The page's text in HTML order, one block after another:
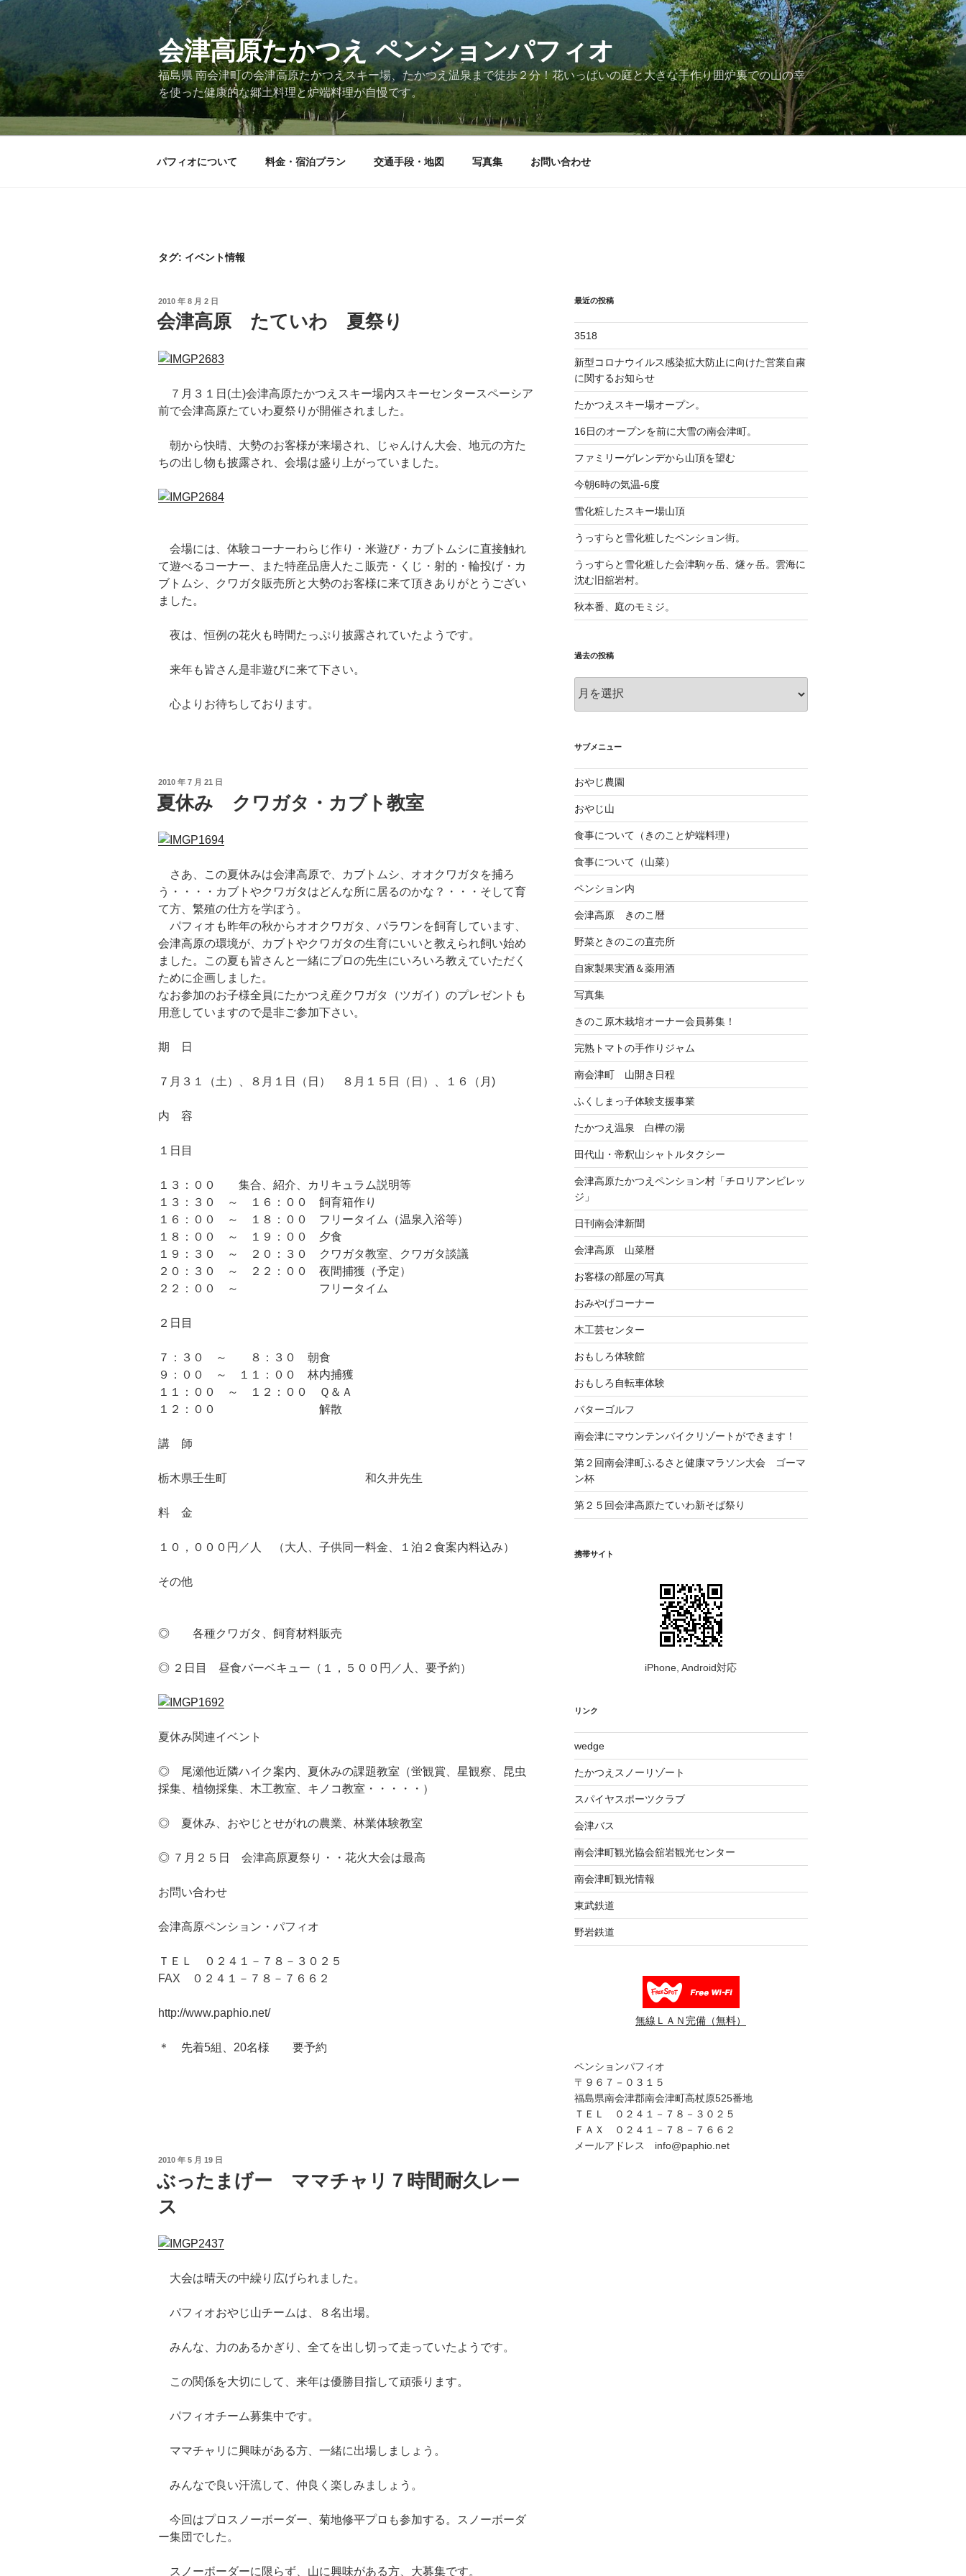
テ
ン
ツ
へ
ス
会津高原たかつえ ペンションパフィオ
福島県 南会津町の会津高原たかつえスキー場、たかつえ温泉まで徒歩２分！花いっぱいの庭と大きな手作り囲炉裏での山の幸
を使った健康的な郷土料理と炉端料理が自慢です。
パフィオについて 料金・宿泊プラン 交通手段・地図 写真集 お問い合わせ
タグ: イベント情報
投
稿
日:
2010 年 8 月 2 日
会津高原 たていわ 夏祭り
７月３１日(土)会津高原たかつえスキー場内スキーセンタースペーシア
前で会津高原たていわ夏祭りが開催されました。
朝から快晴、大勢のお客様が来場され、じゃんけん大会、地元の方た
ちの出し物も披露され、会場は盛り上がっていました。
会場には、体験コーナーわらじ作り・米遊び・カブトムシに直接触れ
て遊べるコーナー、また特産品唐人たこ販売・くじ・射的・輪投げ・カ
ブトムシ、クワガタ販売所と大勢のお客様に来て頂きありがとうござい
ました。
夜は、恒例の花火も時間たっぷり披露されていたようです。
来年も皆さん是非遊びに来て下さい。
心よりお待ちしております。
投
稿
日:
2010 年 7 月 21 日
夏休み クワガタ・カブト教室
さあ、この夏休みは会津高原で、カブトムシ、オオクワガタを捕ろ
う・・・・カブトやクワガタはどんな所に居るのかな？・・・そして育
て方、繁殖の仕方を学ぼう。
パフィオも昨年の秋からオオクワガタ、パラワンを飼育しています、
会津高原の環境が、カブトやクワガタの生育にいいと教えられ飼い始め
ました。この夏も皆さんと一緒にプロの先生にいろいろ教えていただく
ために企画しました。
なお参加のお子様全員にたかつえ産クワガタ（ツガイ）のプレゼントも
用意していますので是非ご参加下さい。
期 日
７月３１（土）、８月１日（日） ８月１５日（日）、１６（月)
内 容
１日目
１３：００ 集合、紹介、カリキュラム説明等
１３：３０ ～ １６：００ 飼育箱作り
１６：００ ～ １８：００ フリータイム（温泉入浴等）
１８：００ ～ １９：００ 夕食
１９：３０ ～ ２０：３０ クワガタ教室、クワガタ談議
２０：３０ ～ ２２：００ 夜間捕獲（予定）
２２：００ ～ フリータイム
２日目
７：３０ ～ ８：３０ 朝食
９：００ ～ １１：００ 林内捕獲
１１：００ ～ １２：００ Ｑ＆Ａ
１２：００ 解散
講 師
栃木県壬生町 和久井先生
料 金
１０，０００円／人 （大人、子供同一料金、１泊２食案内料込み）
その他
◎ 各種クワガタ、飼育材料販売
◎ ２日目 昼食バーベキュー（１，５００円／人、要予約）
夏休み関連イベント
◎ 尾瀬他近隣ハイク案内、夏休みの課題教室（蛍観賞、星観察、昆虫
採集、植物採集、木工教室、キノコ教室・・・・・）
◎ 夏休み、おやじとせがれの農業、林業体験教室
◎ ７月２５日 会津高原夏祭り・・花火大会は最高
お問い合わせ
会津高原ペンション・パフィオ
ＴＥＬ ０２４１－７８－３０２５
FAX ０２４１－７８－７６６２
http://www.paphio.net/
＊ 先着5組、20名様 要予約
投
日:
2010 年 5 月 19 日
ぶったまげー ママチャリ７時間耐久レー
ス
大会は晴天の中繰り広げられました。
パフィオおやじ山チームは、８名出場。
みんな、力のあるかぎり、全てを出し切って走っていたようです。
この関係を大切にして、来年は優勝目指して頑張ります。
パフィオチーム募集中です。
ママチャリに興味がある方、一緒に出場しましょう。
みんなで良い汗流して、仲良く楽しみましょう。
今回はプロスノーボーダー、菊地修平プロも参加する。スノーボーダ
ー集団でした。
スノーボーダーに限らず、山に興味がある方、大募集です。
最近の投稿
3518
新型コロナウイルス感染拡大防止に向けた営業自粛
に関するお知らせ
たかつえスキー場オープン。
16日のオープンを前に大雪の南会津町。
ファミリーゲレンデから山頂を望む
今朝6時の気温-6度
雪化粧したスキー場山頂
うっすらと雪化粧したペンション街。
うっすらと雪化粧した会津駒ヶ岳、燧ヶ岳。雲海に
沈む旧舘岩村。
秋本番、庭のモミジ。
過去の投稿
去
稿
サブメニュー
おやじ農園
おやじ山
食事について（きのこと炉端料理）
食事について（山菜）
ペンション内
会津高原 きのこ暦
野菜ときのこの直売所
自家製果実酒＆薬用酒
写真集
きのこ原木栽培オーナー会員募集！
完熟トマトの手作りジャム
南会津町 山開き日程
ふくしまっ子体験支援事業
たかつえ温泉 白樺の湯
田代山・帝釈山シャトルタクシー
会津高原たかつえペンション村「チロリアンビレッ
ジ」
日刊南会津新聞
会津高原 山菜暦
お客様の部屋の写真
おみやげコーナー
木工芸センター
おもしろ体験館
おもしろ自転車体験
パターゴルフ
南会津にマウンテンバイクリゾートができます！
第２回南会津町ふるさと健康マラソン大会 ゴーマ
ン杯
第２５回会津高原たていわ新そば祭り
携帯サイト
iPhone, Android対応
リンク
wed​ge
たかつえスノーリゾート
スパイヤスポーツクラブ
会津バス
南会津町観光協会舘岩観光センター
南会津町観光情報
東武鉄道
野岩鉄道
無線ＬＡＮ完備（無料）
ペンションパフィオ
〒９６７－０３１５
福島県南会津郡南会津町高杖原525番地
ＴＥＬ ０２４１－７８－３０２５
ＦＡＸ ０２４１－７８－７６６２
メールアドレス info@paphio.net